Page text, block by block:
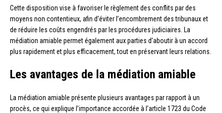
Cette disposition vise à favoriser le règlement des conflits par des
moyens non contentieux, afin d’éviter l’encombrement des tribunaux et
de réduire les coûts engendrés par les procédures judiciaires. La
médiation amiable permet également aux parties d’aboutir à un accord
plus rapidement et plus efficacement, tout en préservant leurs relations.
Les avantages de la médiation amiable
La médiation amiable présente plusieurs avantages par rapport à un
procès, ce qui explique l’importance accordée à l’article 1723 du Code